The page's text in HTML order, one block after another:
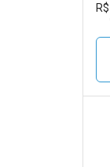
R$